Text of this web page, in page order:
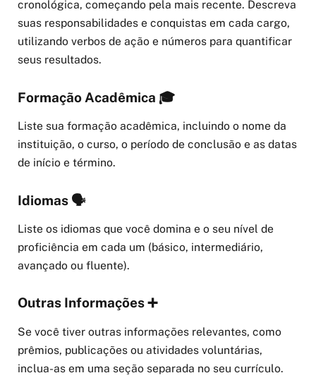
cronológica, começando pela mais recente. Descreva
suas responsabilidades e conquistas em cada cargo,
utilizando verbos de ação e números para quantificar
seus resultados.
Formação Acadêmica 🎓
Liste sua formação acadêmica, incluindo o nome da
instituição, o curso, o período de conclusão e as datas
de início e término.
Idiomas 🗣️
Liste os idiomas que você domina e o seu nível de
proficiência em cada um (básico, intermediário,
avançado ou fluente).
Outras Informações ➕
Se você tiver outras informações relevantes, como
prêmios, publicações ou atividades voluntárias,
inclua-as em uma seção separada no seu currículo.